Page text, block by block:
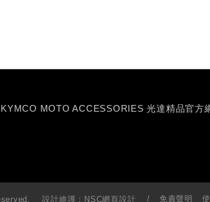
KYMCO MOTO ACCESSORIES 光達精品官方
設計維護： NSC網頁設計 免責聲明